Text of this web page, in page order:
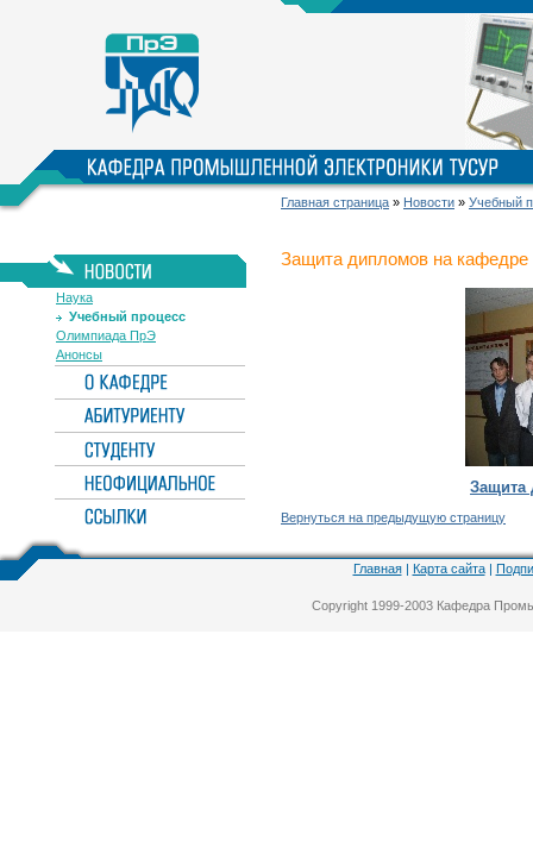
Главная страница » Новости » Учебный
Наука
Учебный процесс
Олимпиада ПрЭ
Анонсы
Защита дипломов на кафедре
Защита
Вернуться на предыдущую страницу
Главная| Карта сайта|
Copyright 1999-2003 Кафедра